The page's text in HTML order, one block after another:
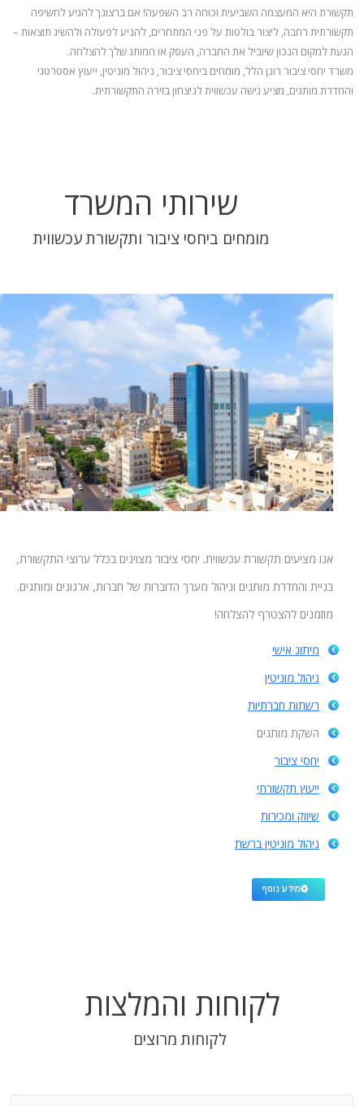
תקשורת היא המעצמה השביעית וכוחה רב השפעה! אם ברצונך להגיע לחשיפה
תקשורתית רחבה, ליצור בולטות על פני המתחרים, להניעלפעולה ולהשיג תוצאות –
הגעת למקום הנכון שיוביל את החברה, העסק או המותג שלך להצלחה.
משרד יחסי ציבור רונן הלל, מומחים ביחסי ציבור, ניהול מוניטין, ייעוץ אסטרטגי
והחדרת מותגים, מציע גישה עכשווית לניצחון בזירה התקשורתית.
שירותי המשרד
מומחים ביחסי ציבור ותקשורת עכשווית
אנו מציעים תקשורת עכשווית. יחסי ציבור מצוינים בכלל ערוצי התקשורת,
בניית והחדרת מותגים וניהול מערך הדוברות של חברות, ארגונים ומותגים.
מוזמנים להצטרף להצלחה!
מיתוג אישי
ניהול מוניטין
רשתות חברתיות
השקת מותגים
יחסי ציבור
ייעוץ תקשורתי
שיווק ומכירות
ניהול מוניטין ברשת
מידע נוסף
לקוחות והמלצות
לקוחות מרוצים